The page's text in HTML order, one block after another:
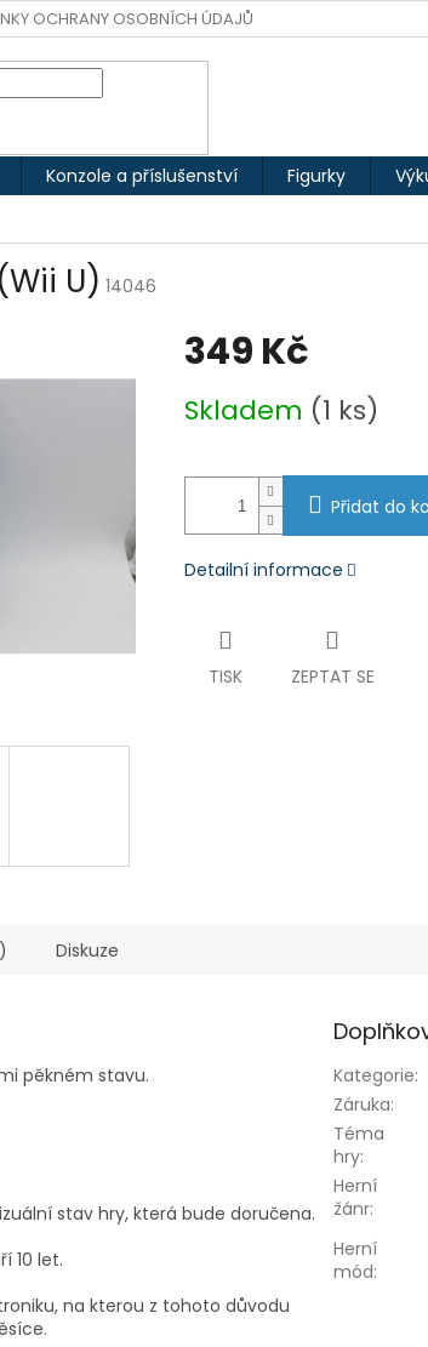
OCHRANY OSOBNÍCH ÚDAJŮ
Konzole a příslušenství Figurky
U) 14046
349 Kč
cena:
Skladem (1 ks)
Přidat do
Detailní informace
TISK ZEPTAT SE
Diskuze
pěkném stavu.
stav hry, která bude doručena.
10 let.
na kterou z tohoto důvodu
Kategorie:
Záruka:
Téma
hry:
Herní
žánr:
Herní
mód: